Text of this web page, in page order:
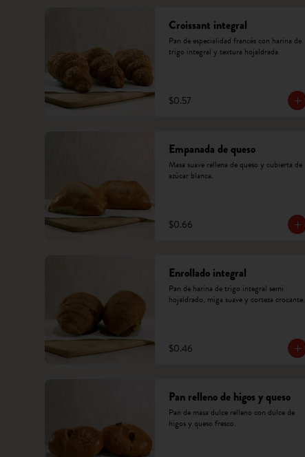
Croissant integral
Pan de especialidad francés con harina de
trigo integral y textura hojaldrada.
$0.57
Empanada de queso
Masa suave rellena de queso y cubierta de
azúcar blanca.
$0.66
Enrollado integral
Pan de harina de trigo integral semi
hojaldrado, miga suave y corteza crocante.
$0.46
Pan relleno de higos y queso
Pan de masa dulce relleno con dulce de
higos y queso fresco.